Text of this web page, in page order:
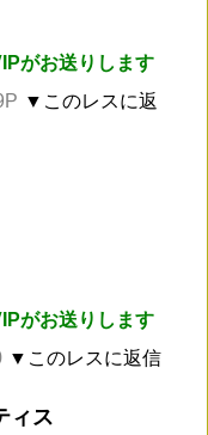
がお送りします
▼このレスに返
がお送りします
▼このレスに返信
ィス